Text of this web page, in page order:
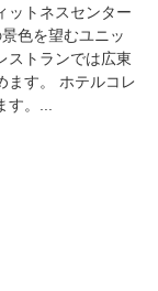
ットネスセンター
色を望むユニッ
ストランでは広東
ます。 ホテルコレ
す。...